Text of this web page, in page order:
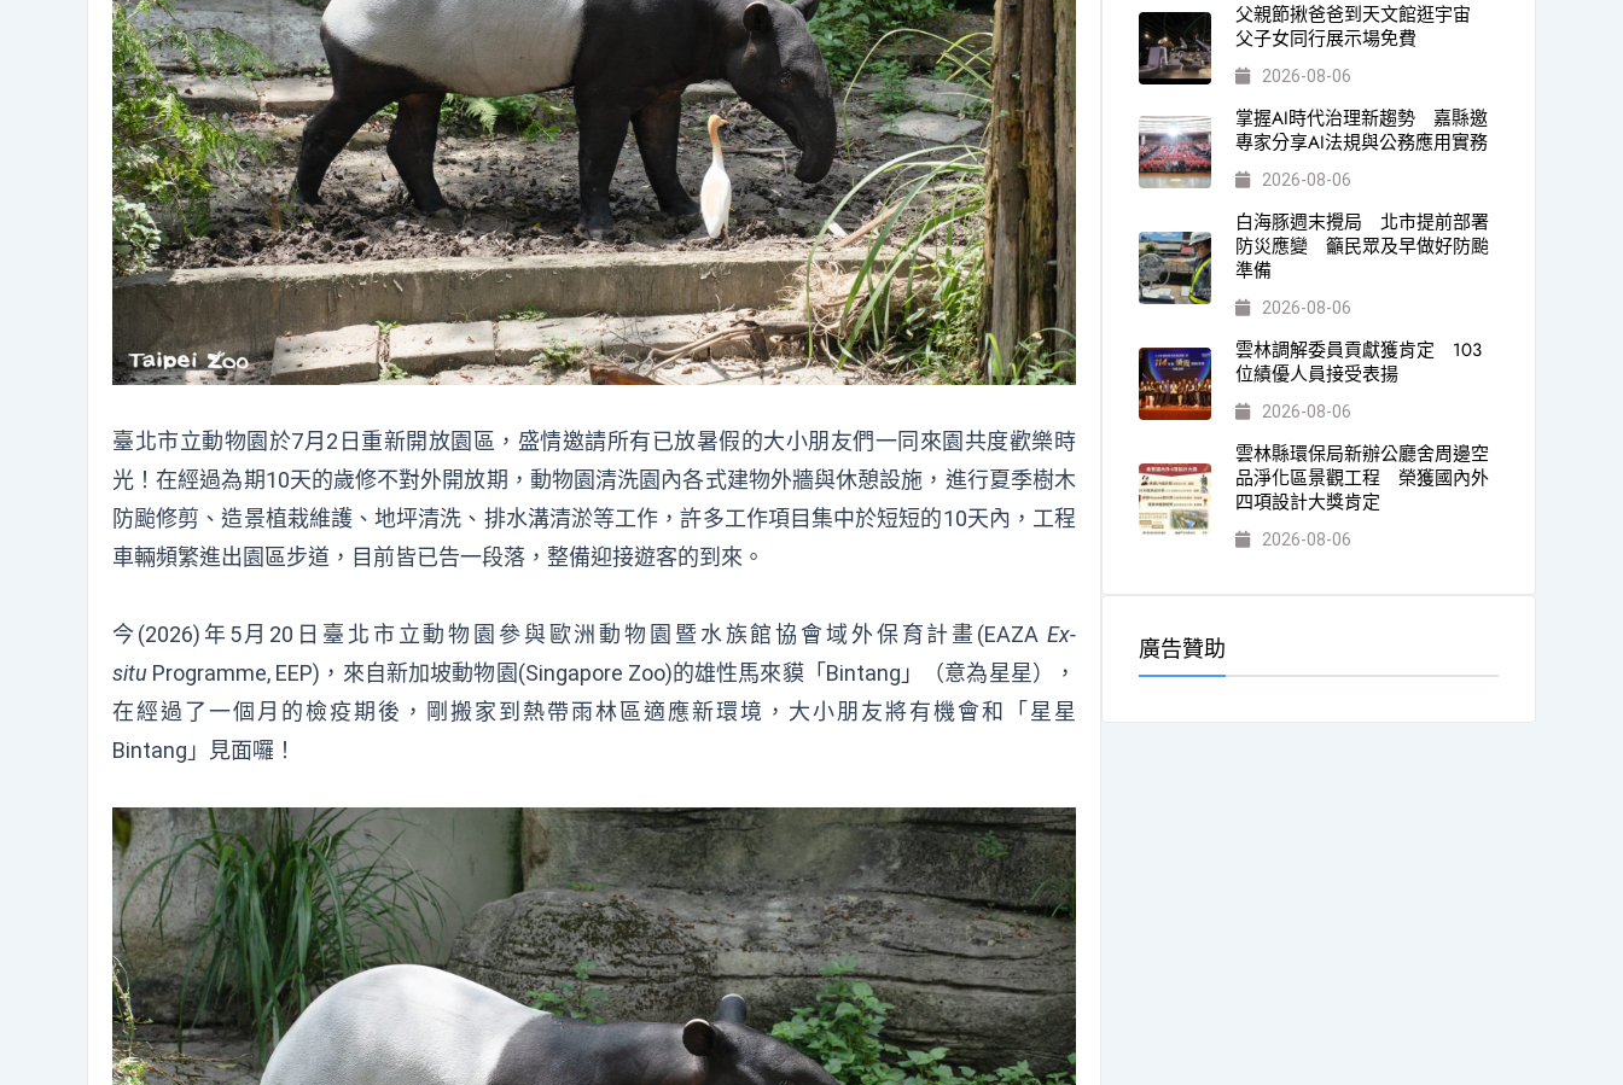
臺北市立動物園於7月2日重新開放園區，盛情邀請所有已放暑假的大小朋友們一同來園共度歡樂時
光！在經過為期10天的歲修不對外開放期，動物園清洗園內各式建物外牆與休憩設施，進行夏季樹木
防颱修剪、造景植栽維護、地坪清洗、排水溝清淤等工作，許多工作項目集中於短短的10天內，工程
車輛頻繁進出園區步道，目前皆已告一段落，整備迎接遊客的到來。
今(2026)年5月20日臺北市立動物園參與歐洲動物園暨水族館協會域外保育計畫(EAZA Ex-
situ Programme, EEP)，來自新加坡動物園(Singapore Zoo)的雄性馬來貘「Bintang」（意為星星），
在經過了一個月的檢疫期後，剛搬家到熱帶雨林區適應新環境，大小朋友將有機會和「星星
Bintang」見面囉！
父親節揪爸爸到天文館逛宇宙
父子女同行展示場免費
2026-08-06
掌握AI時代治理新趨勢 嘉縣邀
專家分享AI法規與公務應用實務
2026-08-06
白海豚週末攪局 北市提前部署
防災應變 籲民眾及早做好防颱
準備
2026-08-06
雲林調解委員貢獻獲肯定 103
位績優人員接受表揚
2026-08-06
雲林縣環保局新辦公廳舍周邊空
品淨化區景觀工程 榮獲國內外
四項設計大獎肯定
2026-08-06
廣告贊助